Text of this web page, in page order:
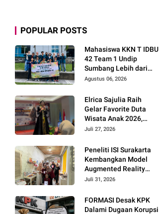
POPULAR POSTS
Mahasiswa KKN T IDBU
42 Team 1 Undip
Sumbang Lebih dari
Rp5,7 Juta bagi UMKM
Agustus 06, 2026
Elrica Sajulia Raih
Gelar Favorite Duta
Wisata Anak 2026,
Tunjukkan Potensi
Modeling dan Public
Speaking
Juli 27, 2026
Peneliti ISI Surakarta
Kembangkan Model
Augmented Reality
untuk Menghidupkan
Seni Berbasis Literasi
Budaya Berkelanjutan
Juli 31, 2026
FORMASI Desak KPK
Dalami Dugaan Korupsi